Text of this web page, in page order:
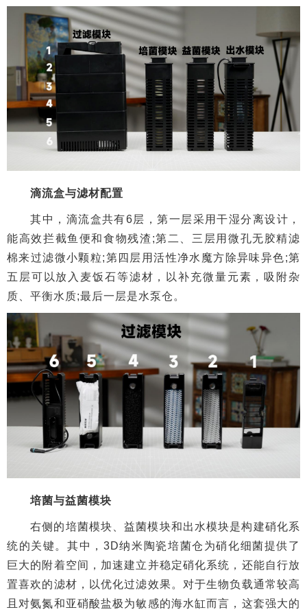
滴流盒与滤材配置
其中，滴流盒共有6层，第一层采用干湿分离设计，
能高效拦截鱼便和食物残渣;第二、三层用微孔无胶精滤
棉来过滤微小颗粒;第四层用活性净水魔方除异味异色;第
五层可以放入麦饭石等滤材，以补充微量元素，吸附杂
质、平衡水质;最后一层是水泵仓。
培菌与益菌模块
右侧的培菌模块、益菌模块和出水模块是构建硝化系
统的关键。其中，3D纳米陶瓷培菌仓为硝化细菌提供了
巨大的附着空间，加速建立并稳定硝化系统，还能自行放
置喜欢的滤材，以优化过滤效果。对于生物负载通常较高
且对氨氮和亚硝酸盐极为敏感的海水缸而言，这套强大的